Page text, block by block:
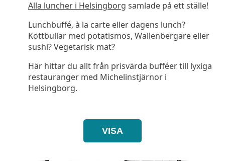
Alla luncher i Helsingborg samlade på ett ställe!
Lunchbuffé, à la carte eller dagens lunch?
Köttbullar med potatismos, Wallenbergare eller
sushi? Vegetarisk mat?
Här hittar du allt från prisvärda bufféer till lyxiga
restauranger med Michelinstjärnor i
Helsingborg.
VISA